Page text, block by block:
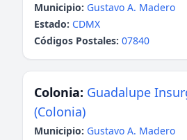
Municipio: Gustavo A. Madero
Estado: CDMX
Códigos Postales: 07840
Colonia: Guadalupe
(Colonia)
Municipio: Gustavo A. Madero